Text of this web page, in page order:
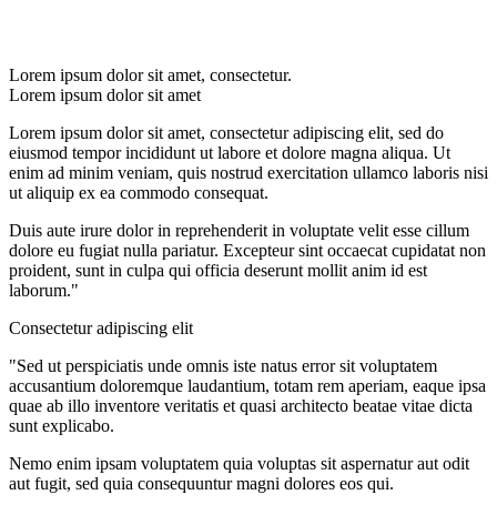
Lorem ipsum dolor sit amet, consectetur.
Lorem ipsum dolor sit amet
Lorem ipsum dolor sit amet, consectetur adipiscing elit, sed do
eiusmod tempor incididunt ut labore et dolore magna aliqua. Ut
enim ad minim veniam, quis nostrud exercitation ullamco laboris nisi
ut aliquip ex ea commodo consequat.
Duis aute irure dolor in reprehenderit in voluptate velit esse cillum
dolore eu fugiat nulla pariatur. Excepteur sint occaecat cupidatat non
proident, sunt in culpa qui officia deserunt mollit anim id est
laborum."
Consectetur adipiscing elit
"Sed ut perspiciatis unde omnis iste natus error sit voluptatem
accusantium doloremque laudantium, totam rem aperiam, eaque ipsa
quae ab illo inventore veritatis et quasi architecto beatae vitae dicta
sunt explicabo.
Nemo enim ipsam voluptatem quia voluptas sit aspernatur aut odit
aut fugit, sed quia consequuntur magni dolores eos qui.